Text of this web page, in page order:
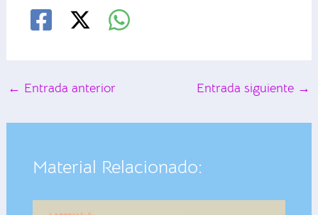
← Entrada anterior Entrada siguiente →
Material Relacionado: